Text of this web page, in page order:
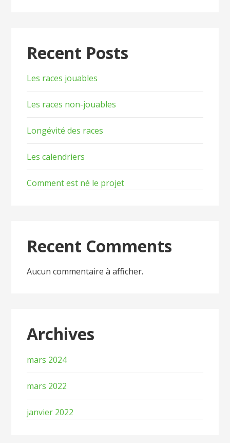
Recent Posts
Les races jouables
Les races non-jouables
Longévité des races
Les calendriers
Comment est né le projet
Recent Comments
Aucun commentaire à afficher.
Archives
mars 2024
mars 2022
janvier 2022